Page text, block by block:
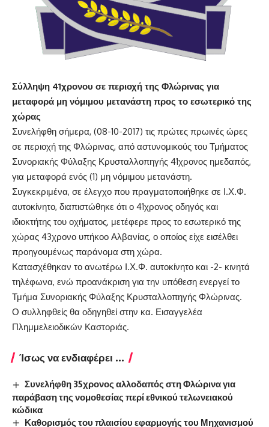
Σύλληψη 41χρονου σε περιοχή της Φλώρινας για
μεταφορά μη νόμιμου μετανάστη προς το εσωτερικό της
χώρας
Συνελήφθη σήμερα, (08-10-2017) τις πρώτες πρωινές ώρες
σε περιοχή της Φλώρινας, από αστυνομικούς του Τμήματος
Συνοριακής Φύλαξης Κρυσταλλοπηγής 41χρονος ημεδαπός,
για μεταφορά ενός (1) μη νόμιμου μετανάστη.
Συγκεκριμένα, σε έλεγχο που πραγματοποιήθηκε σε Ι.Χ.Φ.
αυτοκίνητο, διαπιστώθηκε ότι ο 41χρονος οδηγός και
ιδιοκτήτης του οχήματος, μετέφερε προς το εσωτερικό της
χώρας 43χρονο υπήκοο Αλβανίας, ο οποίος είχε εισέλθει
προηγουμένως παράνομα στη χώρα.
Κατασχέθηκαν το ανωτέρω Ι.Χ.Φ. αυτοκίνητο και -2- κινητά
τηλέφωνα, ενώ προανάκριση για την υπόθεση ενεργεί το
Τμήμα Συνοριακής Φύλαξης Κρυσταλλοπηγής Φλώρινας.
Ο συλληφθείς θα οδηγηθεί στην κα. Εισαγγελέα
Πλημμελειοδικών Καστοριάς.
Ίσως να ενδιαφέρει ...
Συνελήφθη 35χρονος αλλοδαπός στη Φλώρινα για
παράβαση της νομοθεσίας περί εθνικού τελωνειακού
κώδικα
Καθορισμός του πλαισίου εφαρμογής του Μηχανισμού